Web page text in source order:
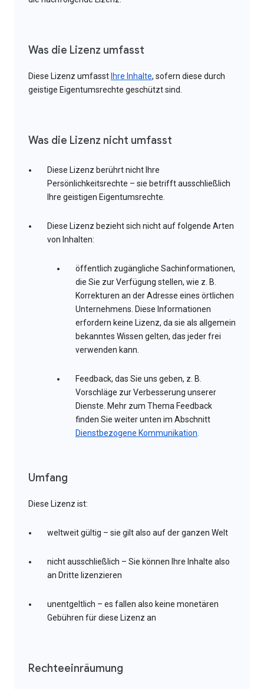
Was die Lizenz umfasst
Diese Lizenz umfasst Ihre Inhalte, sofern diese durch
geistige Eigentumsrechte geschützt sind.
Was die Lizenz nicht umfasst
Diese Lizenz berührt nicht Ihre
Persönlichkeitsrechte – sie betrifft ausschließlich
Ihre geistigen Eigentumsrechte.
Diese Lizenz bezieht sich nicht auf folgende Arten
von Inhalten:
öffentlich zugängliche Sachinformationen,
die Sie zur Verfügung stellen, wie z. B.
Korrekturen an der Adresse eines örtlichen
Unternehmens. Diese Informationen
erfordern keine Lizenz, da sie als allgemein
bekanntes Wissen gelten, das jeder frei
verwenden kann.
Feedback, das Sie uns geben, z. B.
Vorschläge zur Verbesserung unserer
Dienste. Mehr zum Thema Feedback
finden Sie weiter unten im Abschnitt
Dienstbezogene Kommunikation.
Umfang
Diese Lizenz ist:
weltweit gültig – sie gilt also auf der ganzen Welt
nicht ausschließlich – Sie können Ihre Inhalte also
an Dritte lizenzieren
unentgeltlich – es fallen also keine monetären
Gebühren für diese Lizenz an
Rechteeinräumung